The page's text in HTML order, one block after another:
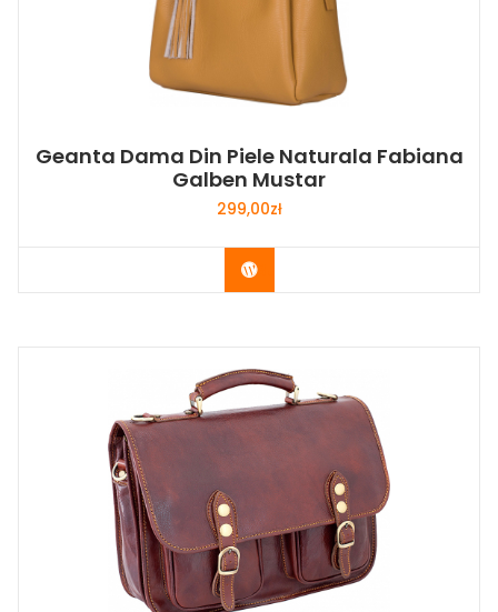
Geanta Dama Din Piele Naturala Fabiana
Galben Mustar
299,00zł
Buy Now